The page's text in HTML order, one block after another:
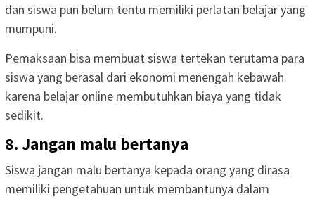
dan siswa pun belum tentu memiliki perlatan belajar yang
mumpuni.
Pemaksaan bisa membuat siswa tertekan terutama para
siswa yang berasal dari ekonomi menengah kebawah
karena belajar online membutuhkan biaya yang tidak
sedikit.
8. Jangan malu bertanya
Siswa jangan malu bertanya kepada orang yang dirasa
memiliki pengetahuan untuk membantunya dalam